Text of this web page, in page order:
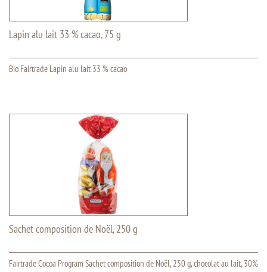
Lapin alu lait 33 % cacao, 75 g
Bio Fairtrade Lapin alu lait 33 % cacao
Sachet composition de Noël, 250 g
Fairtrade Cocoa Program Sachet composition de Noël, 250 g, chocolat au lait, 30%